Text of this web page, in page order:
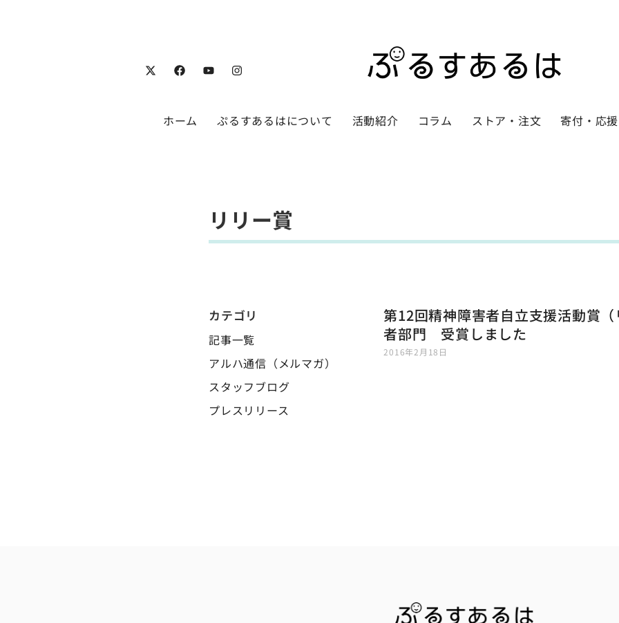
ホーム ぷるすあるはについて 活動紹介 コラム ストア・注文 寄付・応援
リリー賞
カテゴリ
記事一覧
アルハ通信（メルマガ）
スタッフブログ
プレスリリース
第12回精神障害者自立支援活動賞
者部門 受賞しました
2016年2月18日